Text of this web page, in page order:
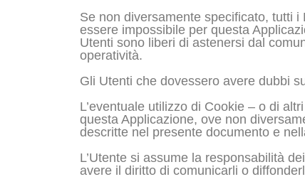
Se non diversamente specificato, tutti
essere impossibile per questa
Utenti sono liberi di astenersi dal
operatività.
Gli Utenti che dovessero avere dubbi
L’eventuale utilizzo di Cookie – o di
questa Applicazione, ove non
descritte nel presente documento e
L’Utente si assume la responsabilità
avere il diritto di comunicarli o